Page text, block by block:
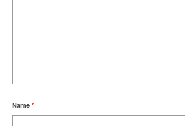
Name *